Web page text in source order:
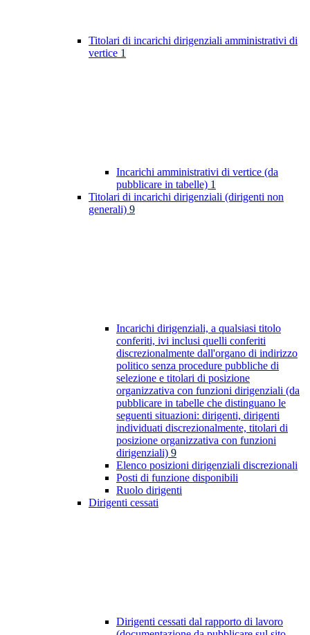
Titolari di incarichi dirigenziali amministrativi di
vertice 1
Incarichi amministrativi di vertice (da
pubblicare in tabelle) 1
Titolari di incarichi dirigenziali (dirigenti non
generali) 9
Incarichi dirigenziali, a qualsiasi titolo
conferiti, ivi inclusi quelli conferiti
discrezionalmente dall'organo di indirizzo
politico senza procedure pubbliche di
selezione e titolari di posizione
organizzativa con funzioni dirigenziali (da
pubblicare in tabelle che distinguano le
seguenti situazioni: dirigenti, dirigenti
individuati discrezionalmente, titolari di
posizione organizzativa con funzioni
dirigenziali) 9
Elenco posizioni dirigenziali discrezionali
Posti di funzione disponibili
Ruolo dirigenti
Dirigenti cessati
Dirigenti cessati dal rapporto di lavoro